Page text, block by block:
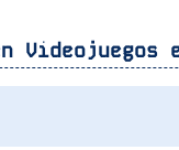
Videojuegos